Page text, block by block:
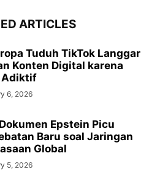
ARTICLES
Tuduh TikTok Langgar
Konten Digital karena
Adiktif
6, 2026
Epstein Picu
Baru soal Jaringan
Global
5, 2026